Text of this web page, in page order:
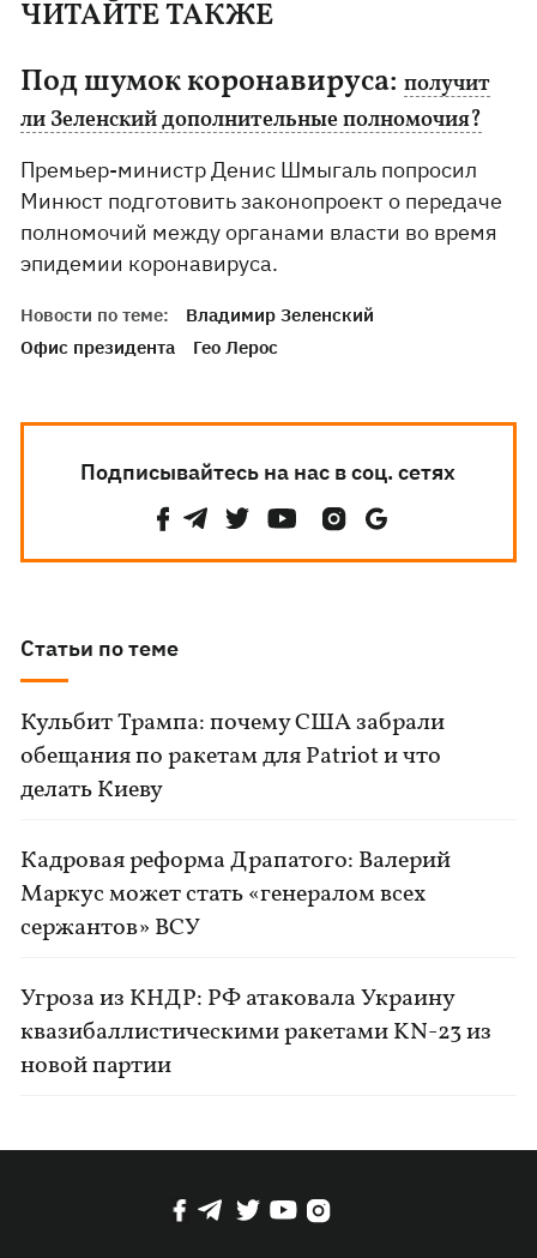
ЧИТАЙТЕ ТАКЖЕ
Под шумок коронавируса:получит
ли Зеленский дополнительные полномочия?
Премьер-министр Денис Шмыгаль попросил
Минюст подготовить законопроект о передаче
полномочий между органами власти во время
эпидемии коронавируса.
Новости по теме:
Владимир Зеленский
Офис президента
Гео Лерос
Подписывайтесь на нас в соц. сетях
Статьи по теме
Кульбит Трампа: почему США забрали
обещания по ракетам для Patriot и что
делать Киеву
Кадровая реформа Драпатого: Валерий
Маркус может стать «генералом всех
сержантов» ВСУ
Угроза из КНДР: РФ атаковала Украину
квазибаллистическими ракетами KN-23 из
новой партии